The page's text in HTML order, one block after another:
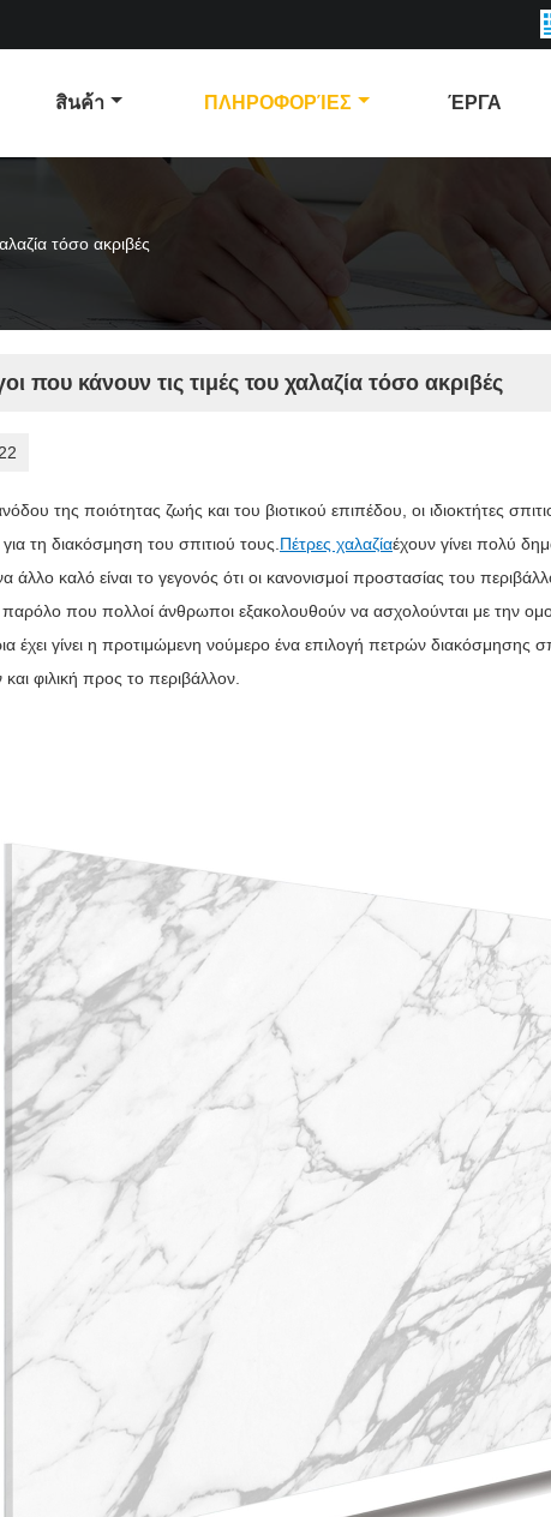
สินค้า ΠΛΗΡΟΦΟΡΊΕΣ ΈΡΓΑ
τόσο ακριβές
που κάνουν τις τιμές του χαλαζία τόσο ακριβές
της ποιότητας ζωής και του βιοτικού επιπέδου, οι ιδιοκτήτες
τη διακόσμηση του σπιτιού τους. Πέτρες χαλαζίαέχουν γίνει πολύ
άλλο καλό είναι το γεγονός ότι οι κανονισμοί προστασίας του
που πολλοί άνθρωποι εξακολουθούν να ασχολούνται με την
έχει γίνει η προτιμώμενη νούμερο ένα επιλογή πετρών διακόσμησης
φιλική προς το περιβάλλον.